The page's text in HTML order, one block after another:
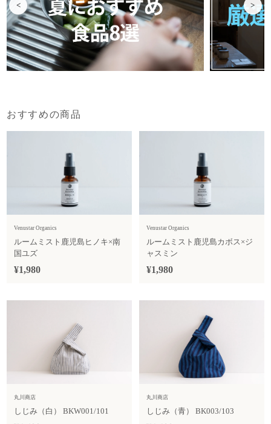
< >
おすすめの商品
Venustar Organics
ルームミスト鹿児島ヒノキ×南
国ユズ
¥1,980
Venustar Organics
ルームミスト鹿児島カボス×ジ
ャスミン
¥1,980
丸川商店
しじみ（白） BKW001/101
丸川商店
しじみ（青） BK003/103